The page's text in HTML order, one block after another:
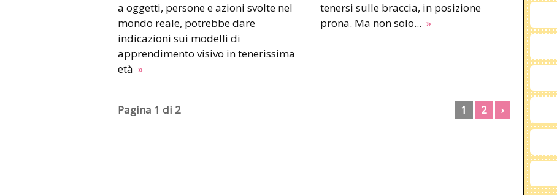
a oggetti, persone e azioni svolte nel
mondo reale, potrebbe dare
indicazioni sui modelli di
apprendimento visivo in tenerissima
età »
tenersi sulle braccia, in posizione
prona. Ma non solo... »
Pagina 1 di 2 1 2 ›